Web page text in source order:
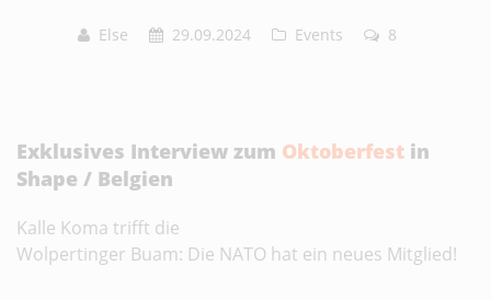
Else 29.09.2024 Events 8
Exklusives Interview zum Oktoberfest in
Shape / Belgien
Kalle Koma trifft die
Wolpertinger Buam: Die NATO hat ein neues Mitglied!